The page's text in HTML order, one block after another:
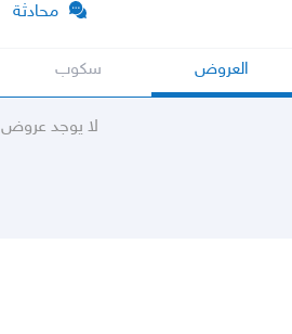
محادثة
العروض سكوب
لا يوجد عروض